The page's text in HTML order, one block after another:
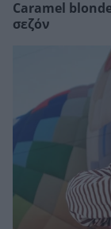
Caramel
σεζόν